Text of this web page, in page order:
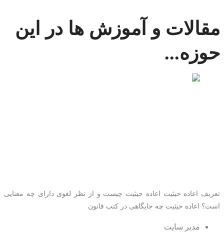
مقالات و آموزش ها در این
حوزه...
تعریف اعاده حیثیت اعاده حیثیت چیست و از نظر لغوی دارای چه معنایی
است؟ اعاده حیثیت چه جایگاهی در کتب قانون
مدیر سایت